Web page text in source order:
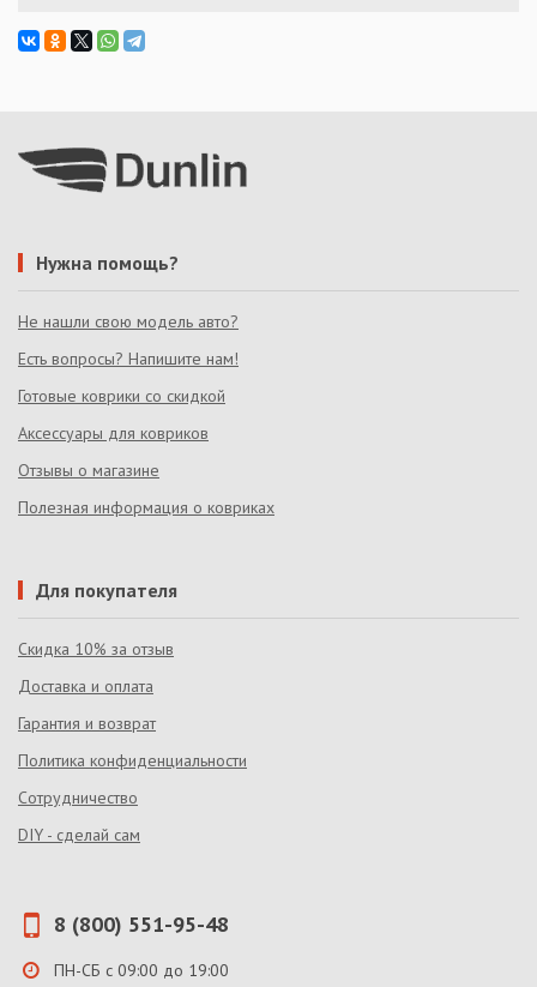
Нужна помощь?
Не нашли свою модель авто?
Есть вопросы? Напишите нам!
Готовые коврики со скидкой
Аксессуары для ковриков
Отзывы о магазине
Полезная информация о ковриках
Для покупателя
Скидка 10% за отзыв
Доставка и оплата
Гарантия и возврат
Политика конфиденциальности
Сотрудничество
DIY - сделай сам
8 (800) 551-95-48
ПН-СБ с 09:00 до 19:00